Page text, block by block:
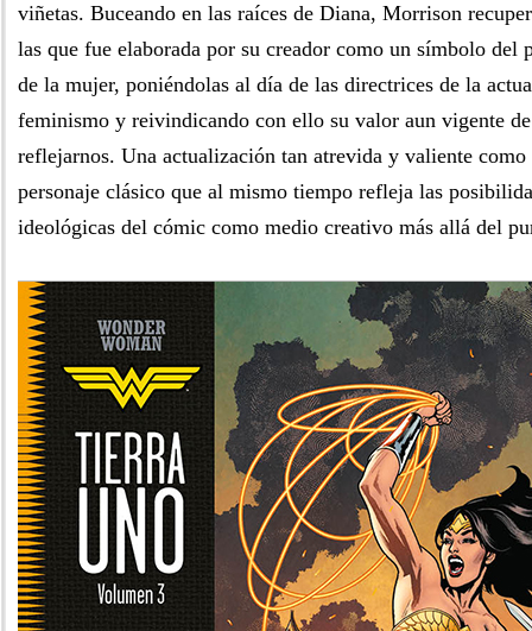
viñetas. Buceando en las raíces de Diana, Morrison
las que fue elaborada por su creador como un símbolo del
de la mujer, poniéndolas al día de las directrices de la
feminismo y reivindicando con ello su valor aun vigente
reflejarnos. Una actualización tan atrevida y valiente como
personaje clásico que al mismo tiempo refleja las
ideológicas del cómic como medio creativo más allá del